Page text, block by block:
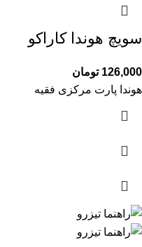
سویچ هوندا کاراکو
126,000 تومان
هوندا پارت مرکزی فقیه